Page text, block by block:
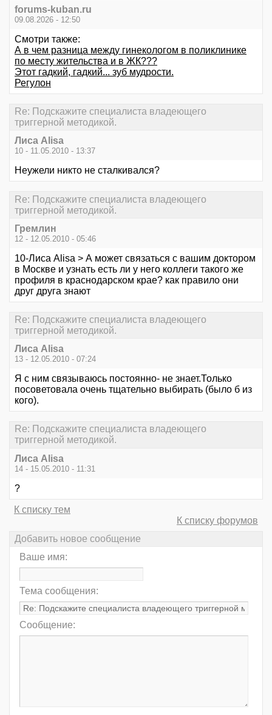
forums-kuban.ru
09.08.2026 - 12:50
Смотри также:
А в чем разница между гинекологом в поликлинике
по месту жительства и в ЖК???
Этот гадкий, гадкий... зуб мудрости.
Регулон
Re: Подскажите специалиста владеющего
триггерной методикой.
Лиса Alisa
10 - 11.05.2010 - 13:37
Неужели никто не сталкивался?
Re: Подскажите специалиста владеющего
триггерной методикой.
Гремлин
12 - 12.05.2010 - 05:46
10-Лиса Alisa > А может связаться с вашим доктором
в Москве и узнать есть ли у него коллеги такого же
профиля в краснодарском крае? как правило они
друг друга знают
Re: Подскажите специалиста владеющего
триггерной методикой.
Лиса Alisa
13 - 12.05.2010 - 07:24
Я с ним связываюсь постоянно- не знает.Только
посоветовала очень тщательно выбирать (было б из
кого).
Re: Подскажите специалиста владеющего
триггерной методикой.
Лиса Alisa
14 - 15.05.2010 - 11:31
?
К списку тем
К списку форумов
Добавить новое сообщение
Ваше имя:
Тема сообщения:
Сообщение: